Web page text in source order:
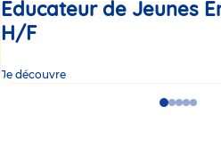
Educateur de Jeunes
H/F
Je découvre
GoGoGo
GoGo